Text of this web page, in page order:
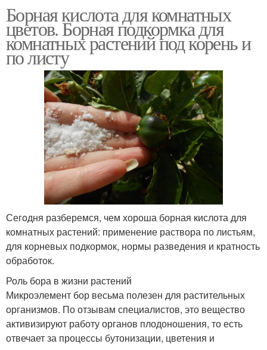
Борная кислота для комнатных
цветов. Борная подкормка для
комнатных растений под корень и
по листу
Сегодня разберемся, чем хороша борная кислота для
комнатных растений: применение раствора по листьям,
для корневых подкормок, нормы разведения и кратность
обработок.
Роль бора в жизни растений
Микроэлемент бор весьма полезен для растительных
организмов. По отзывам специалистов, это вещество
активизируют работу органов плодоношения, то есть
отвечает за процессы бутонизации, цветения и